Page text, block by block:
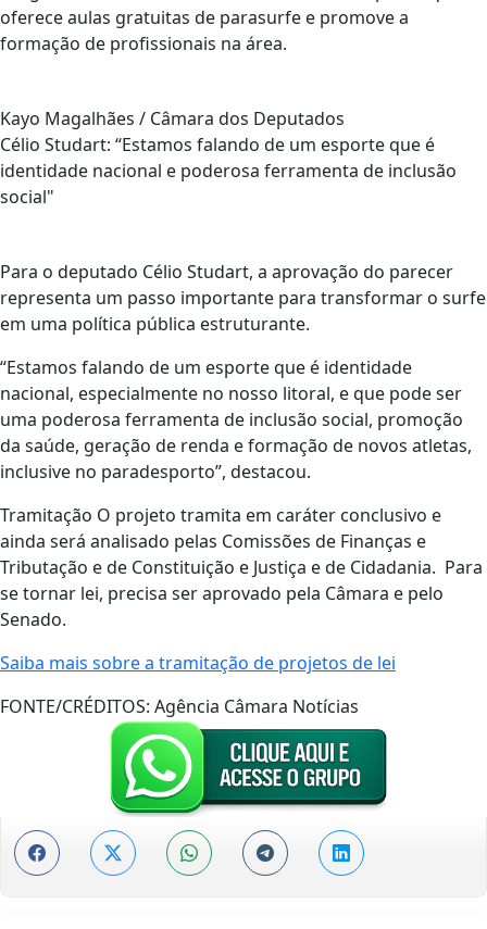
oferece aulas gratuitas de parasurfe e promove a
formação de profissionais na área.
Kayo Magalhães / Câmara dos Deputados
Célio Studart: “Estamos falando de um esporte que é
identidade nacional e poderosa ferramenta de inclusão
social"
Para o deputado Célio Studart, a aprovação do parecer
representa um passo importante para transformar o surfe
em uma política pública estruturante.
“Estamos falando de um esporte que é identidade
nacional, especialmente no nosso litoral, e que pode ser
uma poderosa ferramenta de inclusão social, promoção
da saúde, geração de renda e formação de novos atletas,
inclusive no paradesporto”, destacou.
Tramitação O projeto tramita em caráter conclusivo e
ainda será analisado pelas Comissões de Finanças e
Tributação e de Constituição e Justiça e de Cidadania. Para
se tornar lei, precisa ser aprovado pela Câmara e pelo
Senado.
Saiba mais sobre a tramitação de projetos de lei
FONTE/CRÉDITOS: Agência Câmara Notícias